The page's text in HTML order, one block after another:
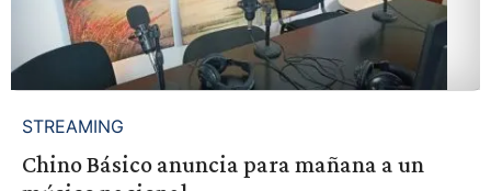
STREAMING
Chino Básico anuncia para mañana a un